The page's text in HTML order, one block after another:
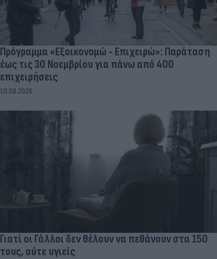
Πρόγραμμα «Εξοικονομώ - Επιχειρώ»: Παράταση
έως τις 30 Νοεμβρίου για πάνω από 400
επιχειρήσεις
10.08.2026
Γιατί οι Γάλλοι δεν θέλουν να πεθάνουν στα 150
τους, ούτε υγιείς